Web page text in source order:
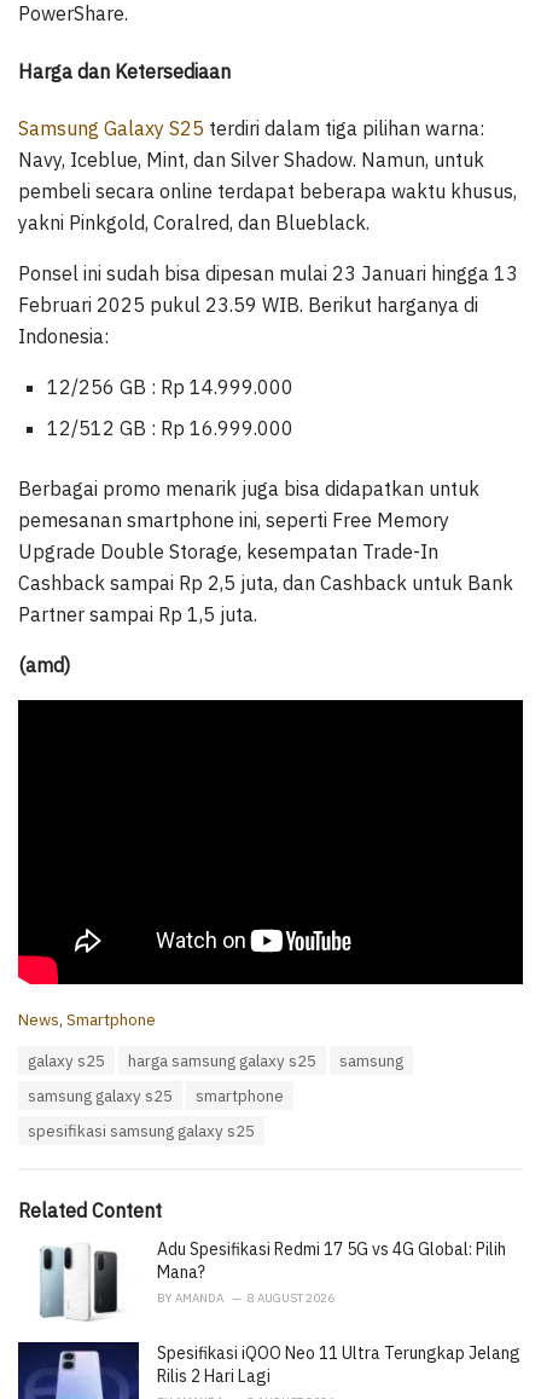
PowerShare.
Harga dan Ketersediaan
Samsung Galaxy S25 terdiri dalam tiga pilihan warna:
Navy, Iceblue, Mint, dan Silver Shadow. Namun, untuk
pembeli secara online terdapat beberapa waktu khusus,
yakni Pinkgold, Coralred, dan Blueblack.
Ponsel ini sudah bisa dipesan mulai 23 Januari hingga 13
Februari 2025 pukul 23.59 WIB. Berikut harganya di
Indonesia:
12/256 GB : Rp 14.999.000
12/512 GB : Rp 16.999.000
Berbagai promo menarik juga bisa didapatkan untuk
pemesanan smartphone ini, seperti Free Memory
Upgrade Double Storage, kesempatan Trade-In
Cashback sampai Rp 2,5 juta, dan Cashback untuk Bank
Partner sampai Rp 1,5 juta.
(amd)
C
s
News, Smartphone
galaxy s25 harga samsung galaxy s25
samsung
samsung galaxy s25
smartphone
spesifikasi samsung galaxy s25
Related Content
Adu Spesifikasi Redmi 17 5G vs 4G Global: Pilih
Mana?
BY AMANDA 8 AUGUST 2026
Spesifikasi iQOO Neo 11 Ultra Terungkap Jelang
Rilis 2 Hari Lagi